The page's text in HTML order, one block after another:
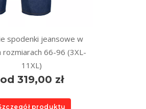
spodenki jeansowe w
rozmiarach 66-96 (3XL-
11XL)
od 319,00 zł
produktu